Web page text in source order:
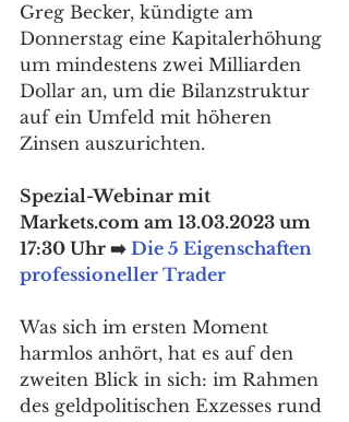
Greg Becker, kündigte am
Donnerstag eine Kapitalerhöhung
um mindestens zwei Milliarden
Dollar an, um die Bilanzstruktur
auf ein Umfeld mit höheren
Zinsen auszurichten.
Spezial-Webinar mit
Markets.com am 13.03.2023 um
17:30 Uhr ➡️ Die 5 Eigenschaften
professioneller Trader
Was sich im ersten Moment
harmlos anhört, hat es auf den
zweiten Blick in sich: im Rahmen
des geldpolitischen Exzesses rund